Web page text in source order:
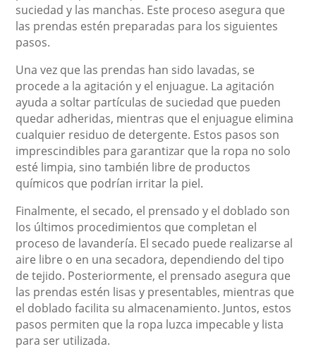
suciedad y las manchas. Este proceso asegura que
las prendas estén preparadas para los siguientes
pasos.
Una vez que las prendas han sido lavadas, se
procede a la agitación y el enjuague. La agitación
ayuda a soltar partículas de suciedad que pueden
quedar adheridas, mientras que el enjuague elimina
cualquier residuo de detergente. Estos pasos son
imprescindibles para garantizar que la ropa no solo
esté limpia, sino también libre de productos
químicos que podrían irritar la piel.
Finalmente, el secado, el prensado y el doblado son
los últimos procedimientos que completan el
proceso de lavandería. El secado puede realizarse al
aire libre o en una secadora, dependiendo del tipo
de tejido. Posteriormente, el prensado asegura que
las prendas estén lisas y presentables, mientras que
el doblado facilita su almacenamiento. Juntos, estos
pasos permiten que la ropa luzca impecable y lista
para ser utilizada.